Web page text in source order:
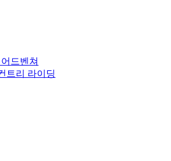
드벤쳐
트리 라이딩